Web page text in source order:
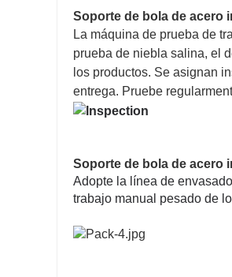
Soporte de bola de
La máquina de prueba de
prueba de niebla salina, el
los productos. Se asignan
entrega. Pruebe
Soporte de bola de
Adopte la línea de
trabajo manual pesado de